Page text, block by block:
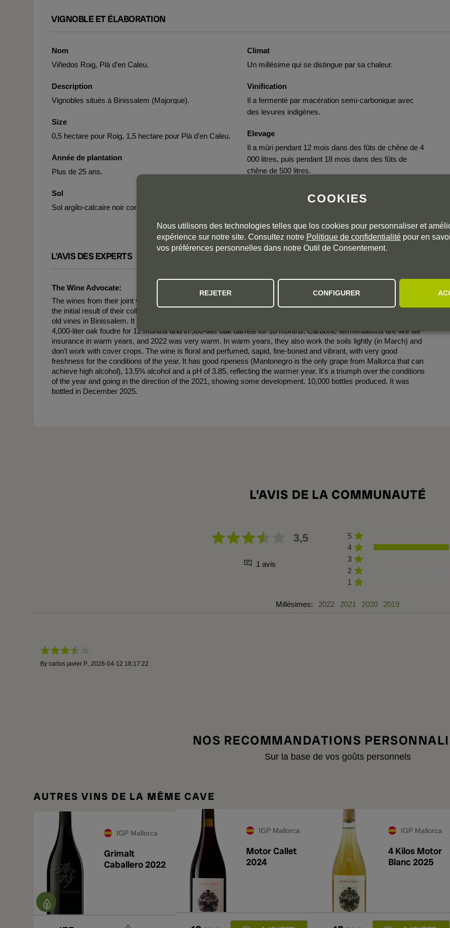
VIGNOBLE ET ÉLABORATION
Nom
Viñedos Roig, Plà d’en Caleu.
Description
Vignobles situés à Binissalem (Majorque).
Size
0,5 hectare pour Roig, 1,5 hectare pour Plà d’en Caleu.
Année de plantation
Plus de 25 ans.
Sol
Sol argilo-calcaire noir contenant de nombreux galets.
Climat
Un millésime qui se distingue par sa chaleur.
Vinification
Il a fermenté par macération semi-carbonique avec
des levures indigènes.
Elevage
Il a mûri pendant 12 mois dans des fûts de chêne de 4
000 litres, puis pendant 18 mois dans des fûts de
chêne de 500 litres.
L'AVIS DES EXPERTS
The Wine Advocate:
The wines from their joint venture with the Fundación Esment are also included in this report. The main one, and
the initial result of their collaboration, is the 2022 Gallinas y Focas, produced with 100% Mantonegro grapes from
old vines in Binissalem. It fermented in a semi-carbonic maceration way with indigenous yeasts and matured in
4,000-liter oak foudre for 12 months and in 500-liter oak barrels for 18 months. Carbonic fermentations are like life
insurance in warm years, and 2022 was very warm. In warm years, they also work the soils lightly (in March) and
don't work with cover crops. The wine is floral and perfumed, sapid, fine-boned and vibrant, with very good
freshness for the conditions of the year. It has good ripeness (Mantonegro is the only grape from Mallorca that can
achieve high alcohol), 13.5% alcohol and a pH of 3.85, reflecting the warmer year. It's a triumph over the conditions
of the year and going in the direction of the 2021, showing some development. 10,000 bottles produced. It was
bottled in December 2025.
L'AVIS DE LA COMMUNAUTÉ
3,5
1 avis
5
4
3
2
1
Millésimes: 2022 2021 2020 2019
By carlos javier P., 2026-04-12 18:17:22
NOS RECOMMANDATIONS
Sur la base de vos goûts personnels
AUTRES VINS DE LA MÊME CAVE
IGP Mallorca
Grimalt
Caballero 2022
IGP Mallorca
Motor Callet
2024
IGP Mallorca
4 Kilos Motor
Blanc 2025
COOKIES
Nous utilisons des technologies telles que los cookies pour personnaliser et
expérience sur notre site. Consultez notre Politique de confidentialité pour en
vos préférences personnelles dans notre Outil de Consentement.
REJETER CONFIGURER